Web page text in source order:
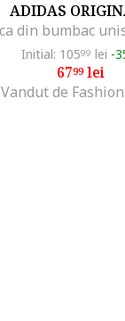
ADIDAS
Initial: 10599 lei -
6799lei
Vandut de